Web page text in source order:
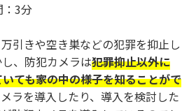
：3分
引きや空き巣などの犯罪を抑止し
、防犯カメラは犯罪抑止以外に
ても家の中の様子を知ることがで
ラを導入したり、導入を検討した